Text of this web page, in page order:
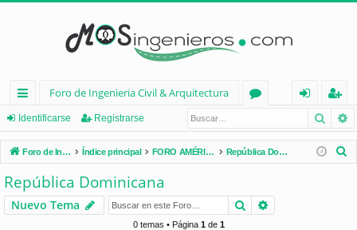
nl
ac
es
rá
pi
Foro de Ingenieria Civil & Arquitectura
os
nt
ifi
eg
ist
ra
Identificarse Registrarse
Foro de Ingenieria Civil & Arquitectura Índice principal FORO AMÉRICA LATINA República Dominicana
República Dominicana
Nuevo Tema Buscar
0 temas • Página 1de 1